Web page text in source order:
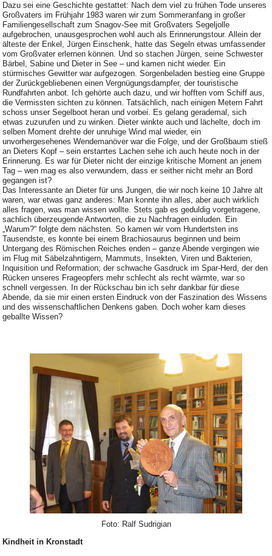
Dazu sei eine Geschichte gestattet: Nach dem viel zu frühen Tode unseres
Großvaters im Frühjahr 1983 waren wir zum Sommeranfang in großer
Familiengesellschaft zum Snagov-See mit Großvaters Segeljolle
aufgebrochen, unausgesprochen wohl auch als Erinnerungstour. Allein der
älteste der Enkel, Jürgen Einschenk, hatte das Segeln etwas umfassender
vom Großvater erlernen können. Und so stachen Jürgen, seine Schwester
Bärbel, Sabine und Dieter in See – und kamen nicht wieder. Ein
stürmisches Gewitter war aufgezogen. Sorgenbeladen bestieg eine Gruppe
der Zurückgebliebenen einen Vergnügungsdampfer, der touristische
Rundfahrten anbot. Ich gehörte auch dazu, und wir hofften vom Schiff aus,
die Vermissten sichten zu können. Tatsächlich, nach einigen Metern Fahrt
schoss unser Segelboot heran und vorbei. Es gelang gerademal, sich
etwas zuzurufen und zu winken. Dieter winkte auch und lächelte, doch im
selben Moment drehte der unruhige Wind mal wieder, ein
unvorhergesehenes Wendemanöver war die Folge, und der Großbaum stieß
an Dieters Kopf – sein erstarrtes Lachen sehe ich auch heute noch in der
Erinnerung. Es war für Dieter nicht der einzige kritische Moment an jenem
Tag – wen mag es also verwundern, dass er seither nicht mehr an Bord
gegangen ist?
Das Interessante an Dieter für uns Jungen, die wir noch keine 10 Jahre alt
waren, war etwas ganz anderes: Man konnte ihn alles, aber auch wirklich
alles fragen, was man wissen wollte. Stets gab es geduldig vorgetragene,
sachlich überzeugende Antworten, die zu Nachfragen einluden. Ein
„Warum?“ folgte dem nächsten. So kamen wir vom Hundertsten ins
Tausendste, es konnte bei einem Brachiosaurus beginnen und beim
Untergang des Römischen Reiches enden – ganze Abende vergingen wie
im Flug mit Säbelzahntigern, Mammuts, Insekten, Viren und Bakterien,
Inquisition und Reformation; der schwache Gasdruck im Spar-Herd, der den
Rücken unseres Frageopfers mehr schlecht als recht wärmte, war so
schnell vergessen. In der Rückschau bin ich sehr dankbar für diese
Abende, da sie mir einen ersten Eindruck von der Faszination des Wissens
und des wissenschaftlichen Denkens gaben. Doch woher kam dieses
geballte Wissen?
Foto: Ralf Sudrigian
Kindheit in Kronstadt